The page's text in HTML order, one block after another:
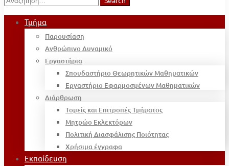
for:
Τμήμα
Παρουσίαση
Ανθρώπινο Δυναμικό
Εργαστήρια
Σπουδαστήριο Θεωρητικών Μαθηματικών
Εργαστήριο Εφαρμοσμένων Μαθηματικών
Διάρθρωση
Τομείς και Επιτροπές Τμήματος
Μητρώο Εκλεκτόρων
Πολιτική Διασφάλισης Ποιότητας
Χρήσιμα έγγραφα
Εκπαίδευση